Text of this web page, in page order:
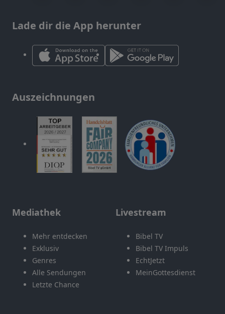
Lade dir die App herunter
Auszeichnungen
Mediathek
Mehr entdecken
Exklusiv
Genres
Alle Sendungen
Letzte Chance
Livestream
Bibel TV
Bibel TV Impuls
EchtJetzt
MeinGottesdienst